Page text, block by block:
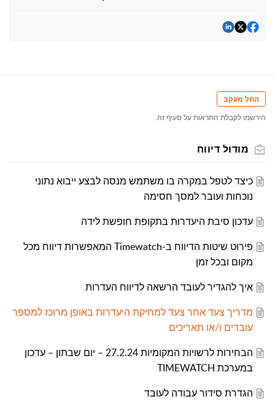
החל מעקב
הירשמו לקבלת התראות על סעיף זה.
מודול דיווח
כיצד לטפל במקרה בו משתמש מנסה לבצע ייבוא נתוני
נוכחות ועובר למסך חסימה
עדכון סיבת היעדרות בתקופת חופשת לידה
פירוט שיטות הדיווח ב-Timewatch המאפשרות דיווח מכל
מקום ובכל זמן
איך להגדיר לעובד הרשאה לדיווח העדרות
מדריך צעד אחר צעד למחיקת היעדרות באופן מרוכז למספר
עובדים ו/או תאריכים
הבחירות לרשויות המקומיות 27.2.24 – יום שבתון – עדכון
במערכת TIMEWATCH
הגדרת סידור עבודה לעובד